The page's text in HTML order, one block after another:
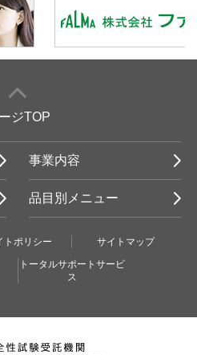
ジTOP
事業内容
品目別メニュー
トポリシー
サイトマップ
トータルサポートサービ
ス